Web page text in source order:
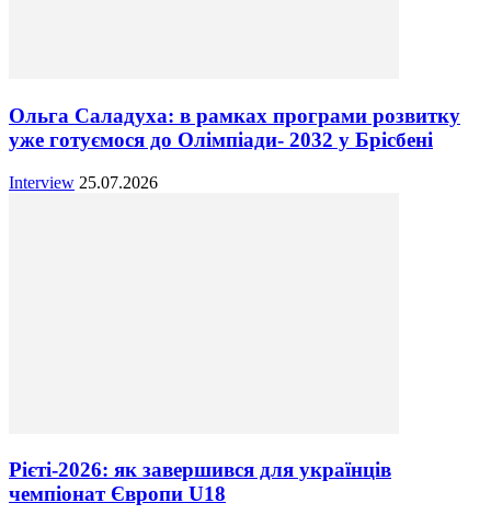
Ольга Саладуха: в рамках програми розвитку
уже готуємося до Олімпіади- 2032 у Брісбені
Interview 25.07.2026
Рієті-2026: як завершився для українців
чемпіонат Європи U18